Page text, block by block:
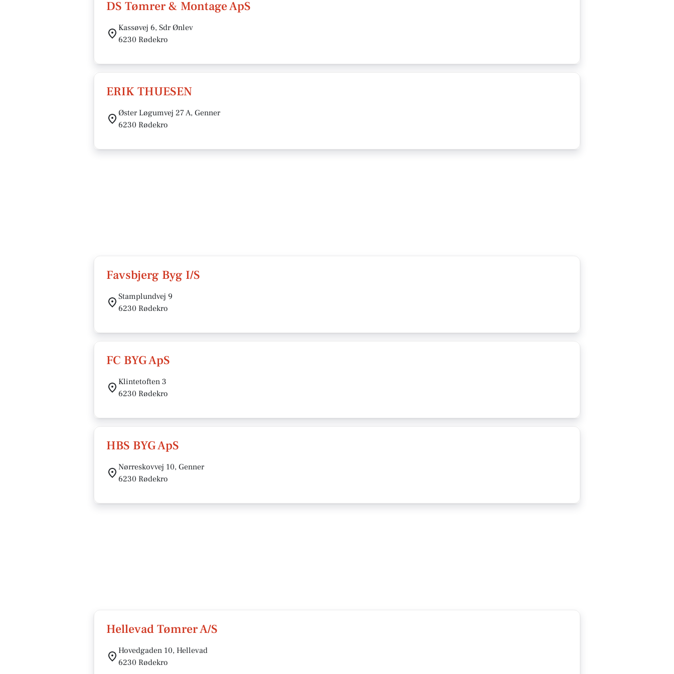
DS Tømrer & Montage ApS
Kassøvej 6, Sdr Ønlev
6230 Rødekro
ERIK THUESEN
Øster Løgumvej 27 A, Genner
6230 Rødekro
Favsbjerg Byg I/S
Stamplundvej 9
6230 Rødekro
FC BYG ApS
Klintetoften 3
6230 Rødekro
HBS BYG ApS
Nørreskovvej 10, Genner
6230 Rødekro
Hellevad Tømrer A/S
Hovedgaden 10, Hellevad
6230 Rødekro